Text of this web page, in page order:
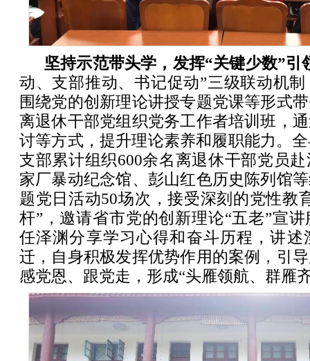
坚持示范带头学，发挥“关键少数”引
动、支部推动、书记促动”三级联动机
围绕党的创新理论讲授专题党课等形式
离退休干部党组织党务工作者培训班，
讨等方式，提升理论素养和履职能力。
支部累计组织600余名离退休干部党员
家厂暴动纪念馆、彭山红色历史陈列馆
题党日活动50场次，接受深刻的党性教
杆”，邀请省市党的创新理论“五老”宣
任泽渊分享学习心得和奋斗历程，讲述
迁，自身积极发挥优势作用的案例，引
感党恩、跟党走，形成“头雁领航、群雁